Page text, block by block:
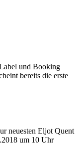
und Booking
bereits die erste
neuesten Eljot Quent
um 10 Uhr